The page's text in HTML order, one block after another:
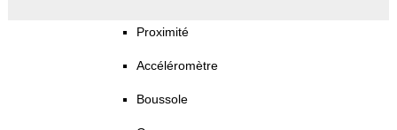
Proximité
Accéléromètre
Boussole